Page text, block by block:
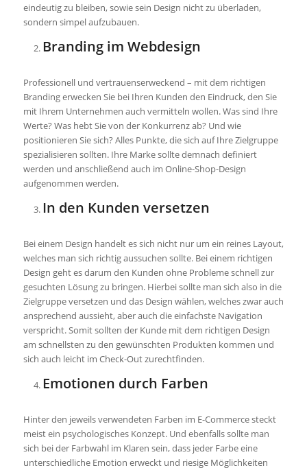
eindeutig zu bleiben, sowie sein Design nicht zu überladen,
sondern simpel aufzubauen.
Branding im Webdesign
Professionell und vertrauenserweckend – mit dem richtigen
Branding erwecken Sie bei Ihren Kunden den Eindruck, den Sie
mit Ihrem Unternehmen auch vermitteln wollen. Was sind Ihre
Werte? Was hebt Sie von der Konkurrenz ab? Und wie
positionieren Sie sich? Alles Punkte, die sich auf Ihre Zielgruppe
spezialisieren sollten. Ihre Marke sollte demnach definiert
werden und anschließend auch im Online-Shop-Design
aufgenommen werden.
In den Kunden versetzen
Bei einem Design handelt es sich nicht nur um ein reines Layout,
welches man sich richtig aussuchen sollte. Bei einem richtigen
Design geht es darum den Kunden ohne Probleme schnell zur
gesuchten Lösung zu bringen. Hierbei sollte man sich also in die
Zielgruppe versetzen und das Design wählen, welches zwar auch
ansprechend aussieht, aber auch die einfachste Navigation
verspricht. Somit sollten der Kunde mit dem richtigen Design
am schnellsten zu den gewünschten Produkten kommen und
sich auch leicht im Check-Out zurechtfinden.
Emotionen durch Farben
Hinter den jeweils verwendeten Farben im E-Commerce steckt
meist ein psychologisches Konzept. Und ebenfalls sollte man
sich bei der Farbwahl im Klaren sein, dass jeder Farbe eine
unterschiedliche Emotion erweckt und riesige Möglichkeiten